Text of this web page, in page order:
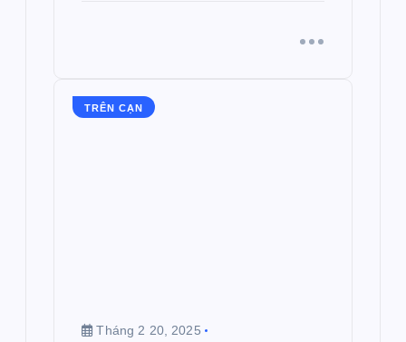
TRÊN CẠN
Tháng 2 20, 2025